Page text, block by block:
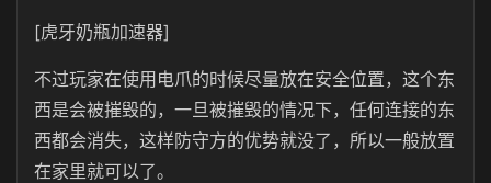
[虎牙奶瓶加速器]
不过玩家在使用电爪的时候尽量放在安全位置，这个东
西是会被摧毁的，一旦被摧毁的情况下，任何连接的东
西都会消失，这样防守方的优势就没了，所以一般放置
在家里就可以了。